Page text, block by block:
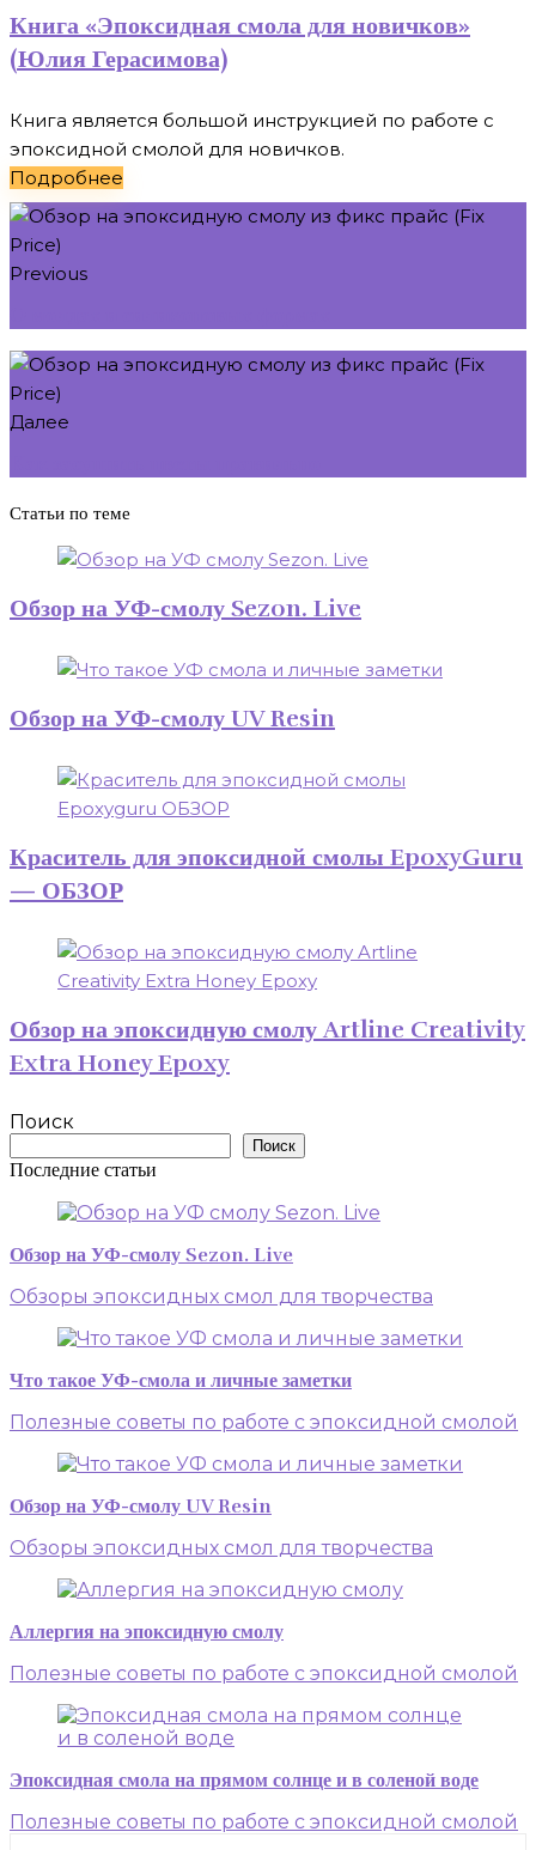
Книга «Эпоксидная смола для новичков»
(Юлия Герасимова)
Книга является большой инструкцией по работе с
эпоксидной смолой для новичков.
Подробнее
Previous
Далее
Статьи по теме
Обзор на УФ-смолу Sezon. Live
Обзор на УФ-смолу UV Resin
Краситель для эпоксидной смолы EpoxyGuru
— ОБЗОР
Обзор на эпоксидную смолу Artline Creativity
Extra Honey Epoxy
Поиск
Поиск
Последние статьи
Обзор на УФ-смолу Sezon. Live
Обзоры эпоксидных смол для творчества
Что такое УФ-смола и личные заметки
Полезные советы по работе с эпоксидной смолой
Обзор на УФ-смолу UV Resin
Обзоры эпоксидных смол для творчества
Аллергия на эпоксидную смолу
Полезные советы по работе с эпоксидной смолой
Эпоксидная смола на прямом солнце и в соленой воде
Полезные советы по работе с эпоксидной смолой